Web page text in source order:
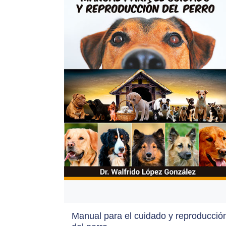
Manual para el cuidado y